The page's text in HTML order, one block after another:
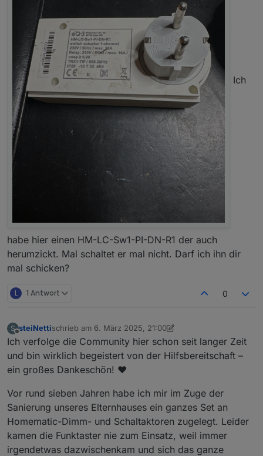
Ich
habe hier einen HM-LC-Sw1-PI-DN-R1 der auch
herumzickt. Mal schaltet er mal nicht. Darf ich ihn dir
mal schicken?
L 1 Antwort 0
S
Offline
steiNettischrieb am 6. März 2025, 21:00
zuletzt editiert von steiNetti 3. Juni 2025, 22:08
Ich verfolge die Community hier schon seit langer Zeit
und bin wirklich begeistert von der Hilfsbereitschaft –
ein großes Dankeschön! ♥️
Vor rund sieben Jahren habe ich mir im Zuge der
Sanierung unseres Elternhauses ein ganzes Set an
Homematic-Dimm- und Schaltaktoren zugelegt. Leider
kamen die Funktaster nie zum Einsatz, weil immer
irgendetwas dazwischenkam und sich das ganze